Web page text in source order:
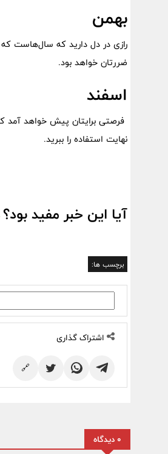
بهمن
رازی در دل دارید که سال‌هاست
ضررتان خواهد بود.
اسفند
فرصتی برایتان پیش خواهد آمد
نهایت استفاده را ببرید.
آیا این خبر مفید بود؟
برچسب ها:
اشتراک گذاری
🔗
0 دیدگاه